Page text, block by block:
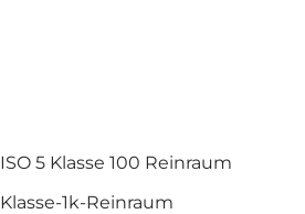
ISO 5 Klasse 100 Reinraum
Klasse-1k-Reinraum